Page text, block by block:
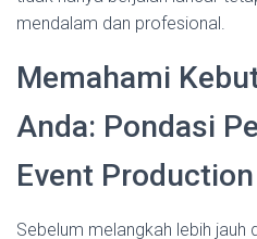
mendalam dan profesional.
Memahami
Anda: Pondasi
Event Production
Sebelum melangkah lebih jauh